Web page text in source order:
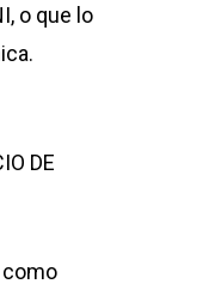
o que lo
DE
como